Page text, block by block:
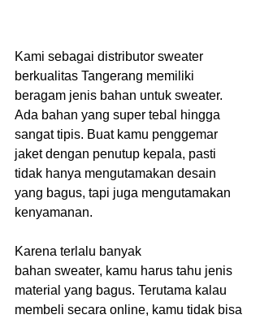
Kami sebagai distributor sweater
berkualitas Tangerang memiliki
beragam jenis bahan untuk sweater.
Ada bahan yang super tebal hingga
sangat tipis. Buat kamu penggemar
jaket dengan penutup kepala, pasti
tidak hanya mengutamakan desain
yang bagus, tapi juga mengutamakan
kenyamanan.
Karena terlalu banyak
bahan sweater, kamu harus tahu jenis
material yang bagus. Terutama kalau
membeli secara online, kamu tidak bisa